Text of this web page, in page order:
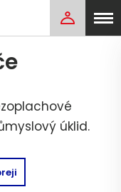
úklid.